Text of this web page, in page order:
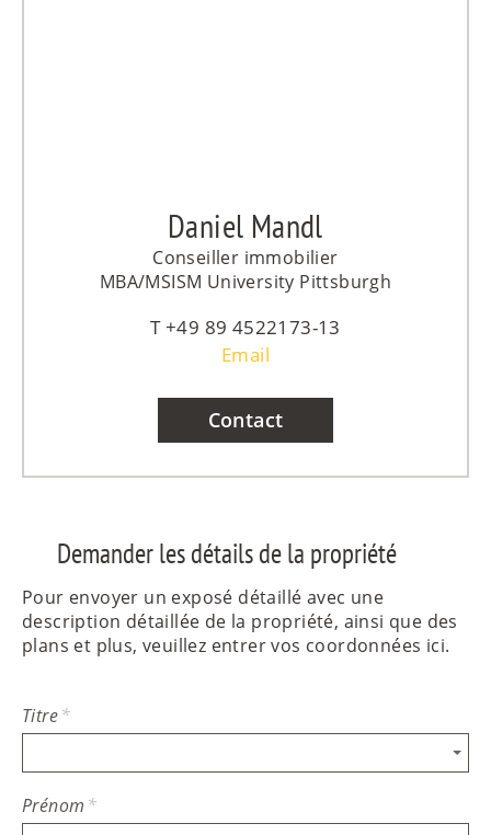
Daniel Mandl
Conseiller immobilier
MBA/MSISM University Pittsburgh
+49 89 4522173-13
Email
Contact
Demander les détails de la propriété
Pour envoyer un exposé détaillé avec une
description détaillée de la propriété, ainsi que des
plans et plus, veuillez entrer vos coordonnées ici.
Titre*
Prénom *